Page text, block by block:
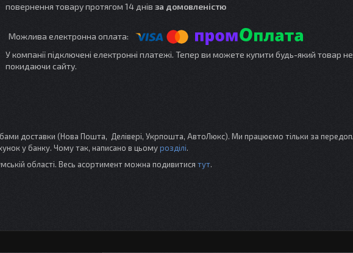
повернення товару протягом 14 днів за домовленістю
У компанії підключені електронні платежі. Тепер ви можете купити будь-який товар не
покидаючи сайту.
доставки (Нова Пошта, Делівері, Укрпошта, АвтоЛюкс). Ми працюємо тільки за
у банку. Чому так, написано в цьомурозділі.
області. Весь асортимент можна подивитися тут.